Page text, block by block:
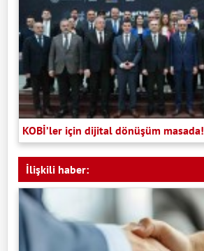
KOBİ’ler için dijital dönüşüm masada!
İlişkili haber: